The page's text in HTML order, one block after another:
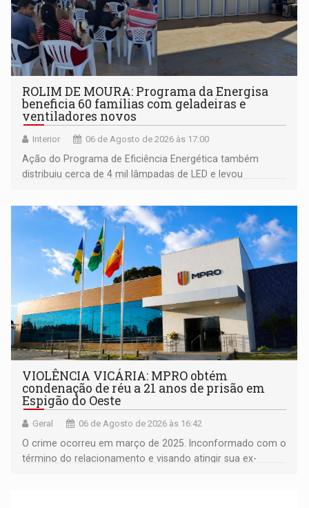
ROLIM DE MOURA: Programa da Energisa
beneficia 60 famílias com geladeiras e
ventiladores novos
Interior 06 de Agosto de 2026 às 17:00
Ação do Programa de Eficiência Energética também
distribuiu cerca de 4 mil lâmpadas de LED e levou
comunidade
VIOLÊNCIA VICÁRIA: MPRO obtém
condenação de réu a 21 anos de prisão em
Espigão do Oeste
Geral 06 de Agosto de 2026 às 16:42
O crime ocorreu em março de 2025. Inconformado com o
término do relacionamento e visando atingir sua ex-